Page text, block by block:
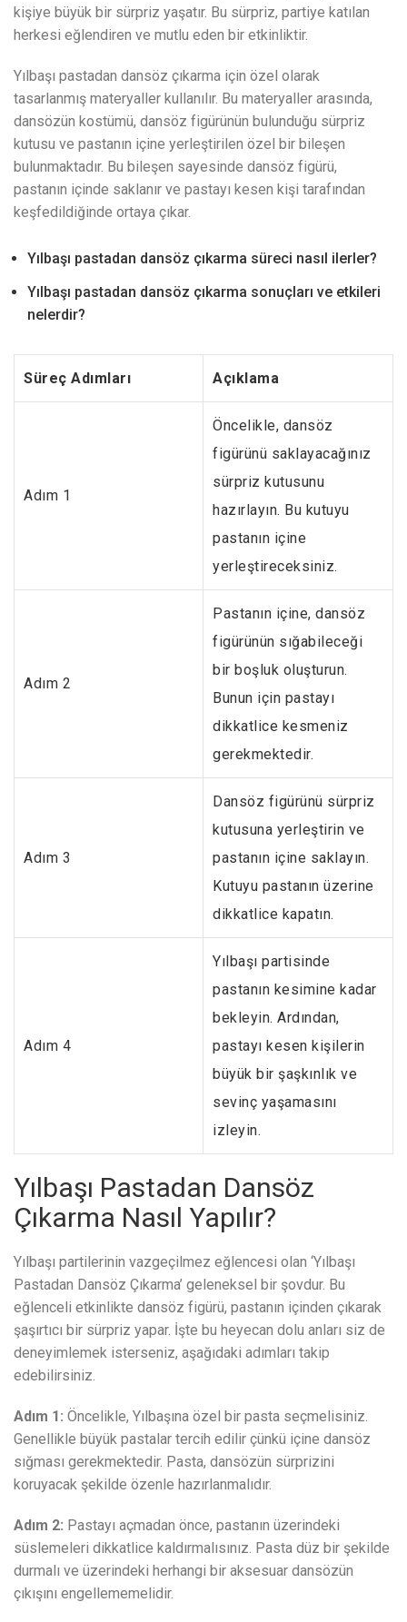
kişiye büyük bir sürpriz yaşatır. Bu sürpriz, partiye katılan
herkesi eğlendiren ve mutlu eden bir etkinliktir.
Yılbaşı pastadan dansöz çıkarma için özel olarak
tasarlanmış materyaller kullanılır. Bu materyaller arasında,
dansözün kostümü, dansöz figürünün bulunduğu sürpriz
kutusu ve pastanın içine yerleştirilen özel bir bileşen
bulunmaktadır. Bu bileşen sayesinde dansöz figürü,
pastanın içinde saklanır ve pastayı kesen kişi tarafından
keşfedildiğinde ortaya çıkar.
Yılbaşı pastadan dansöz çıkarma süreci nasıl ilerler?
Yılbaşı pastadan dansöz çıkarma sonuçları ve etkileri
nelerdir?
Süreç Adımları Açıklama
Adım 1
Öncelikle, dansöz
figürünü saklayacağınız
sürpriz kutusunu
hazırlayın. Bu kutuyu
pastanın içine
yerleştireceksiniz.
Adım 2
Pastanın içine, dansöz
figürünün sığabileceği
bir boşluk oluşturun.
Bunun için pastayı
dikkatlice kesmeniz
gerekmektedir.
Adım 3
Dansöz figürünü sürpriz
kutusuna yerleştirin ve
pastanın içine saklayın.
Kutuyu pastanın üzerine
dikkatlice kapatın.
Adım 4
Yılbaşı partisinde
pastanın kesimine kadar
bekleyin. Ardından,
pastayı kesen kişilerin
büyük bir şaşkınlık ve
sevinç yaşamasını
izleyin.
Yılbaşı Pastadan Dansöz
Çıkarma Nasıl Yapılır?
Yılbaşı partilerinin vazgeçilmez eğlencesi olan ‘Yılbaşı
Pastadan Dansöz Çıkarma’ geleneksel bir şovdur. Bu
eğlenceli etkinlikte dansöz figürü, pastanın içinden çıkarak
şaşırtıcı bir sürpriz yapar. İşte bu heyecan dolu anları siz de
deneyimlemek isterseniz, aşağıdaki adımları takip
edebilirsiniz.
Adım 1: Öncelikle, Yılbaşına özel bir pasta seçmelisiniz.
Genellikle büyük pastalar tercih edilir çünkü içine dansöz
sığması gerekmektedir. Pasta, dansözün sürprizini
koruyacak şekilde özenle hazırlanmalıdır.
Adım 2: Pastayı açmadan önce, pastanın üzerindeki
süslemeleri dikkatlice kaldırmalısınız. Pasta düz bir şekilde
durmalı ve üzerindeki herhangi bir aksesuar dansözün
çıkışını engellememelidir.